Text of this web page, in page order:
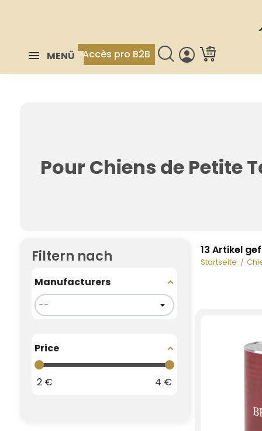
MENÜ Accès pro B2B
Pour Chiens de Petite
Filtern nach
Manufacturers
Price
2 € 4 €
13 Artikel
Startseite